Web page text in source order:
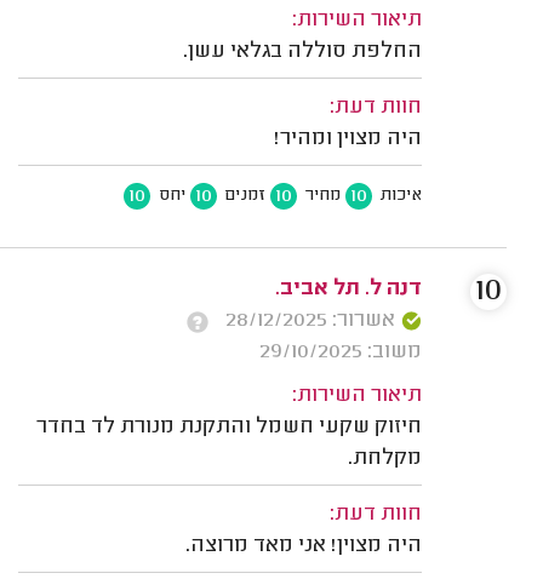
תיאור השירות:
החלפת סוללה בגלאי עשן.
חוות דעת:
היה מצוין ומהיר!
איכות 10 מחיר 10 זמנים 10 יחס 10
דנה ל. תל אביב.
אשרור: 28/12/2025
משוב: 29/10/2025
תיאור השירות:
חיזוק שקעי חשמל והתקנת מנורת לד בחדר
מקלחת.
חוות דעת:
היה מצוין! אני מאד מרוצה.
10